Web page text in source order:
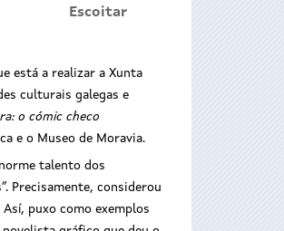
Escoitar
está a realizar a Xunta
culturais galegas e
o cómic checo
e o Museo de Moravia.
talento dos
Precisamente, considerou
puxo como exemplos